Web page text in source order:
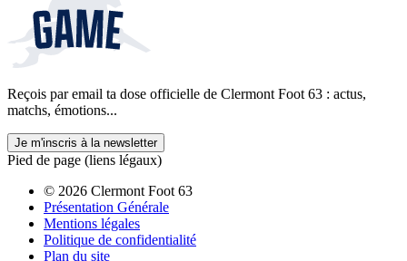
Reçois par email ta dose officielle de Clermont Foot 63 : actus,
matchs, émotions...
Je m'inscris à la newsletter
Pied de page (liens légaux)
© 2026 Clermont Foot 63
Présentation Générale
Mentions légales
Politique de confidentialité
Plan du site